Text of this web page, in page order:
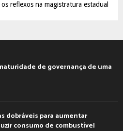
reflexos na magistratura estadual
de governança de uma
dobráveis para aumentar
consumo de combustível